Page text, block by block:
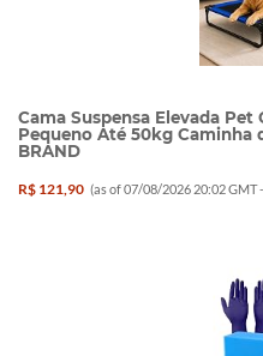
Cama Suspensa Elevada
Pequeno Até 50kg Caminha
BRAND
R$ 121,90 (as of 07/08/2026 20:02 GMT